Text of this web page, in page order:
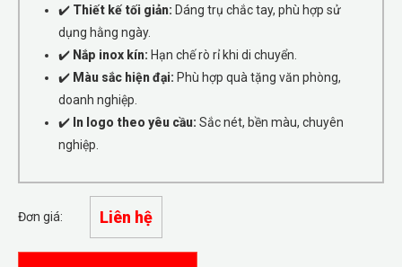
✔️ Thiết kế tối giản: Dáng trụ chắc tay, phù hợp sử
dụng hằng ngày.
✔️ Nắp inox kín: Hạn chế rò rỉ khi di chuyển.
✔️ Màu sắc hiện đại: Phù hợp quà tặng văn phòng,
doanh nghiệp.
✔️ In logo theo yêu cầu: Sắc nét, bền màu, chuyên
nghiệp.
Đơn giá: Liên hệ